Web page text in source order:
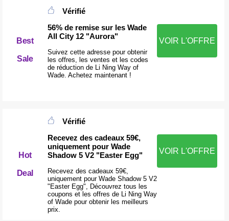
Best
Sale
Vérifié
56% de remise sur les Wade
All City 12 "Aurora"
Suivez cette adresse pour obtenir
les offres, les ventes et les codes
de réduction de Li Ning Way of
Wade. Achetez maintenant !
VOIR L'OFFRE
Hot
Deal
Vérifié
Recevez des cadeaux 59€,
uniquement pour Wade
Shadow 5 V2 "Easter Egg"
Recevez des cadeaux 59€,
uniquement pour Wade Shadow 5 V2
"Easter Egg", Découvrez tous les
coupons et les offres de Li Ning Way
of Wade pour obtenir les meilleurs
prix.
VOIR L'OFFRE